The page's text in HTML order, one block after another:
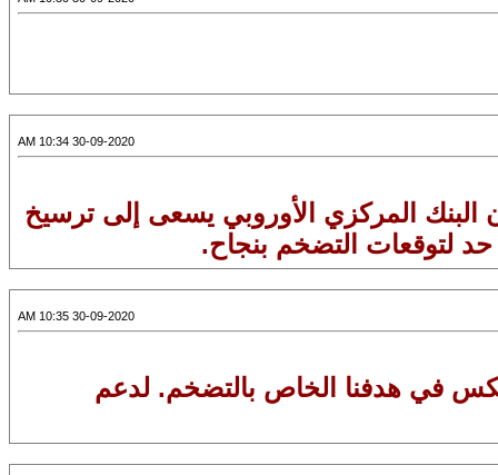
30-09-2020 10:34 AM
مناسبًا في وقت كان البنك المركزي الأوروبي يسعى إلى ترسيخ
لتوقعات التضخم بنجاح.
30-09-2020 10:35 AM
في هدفنا الخاص بالتضخم. لدعم